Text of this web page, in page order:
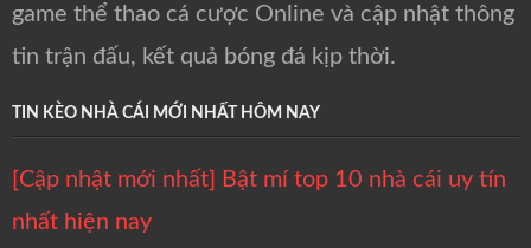
game thể thao cá cược Online và cập nhật thông
tin trận đấu, kết quả bóng đá kịp thời.
TIN KÈO NHÀ CÁI MỚI NHẤT HÔM NAY
[Cập nhật mới nhất] Bật mí top 10 nhà cái uy tín
nhất hiện nay